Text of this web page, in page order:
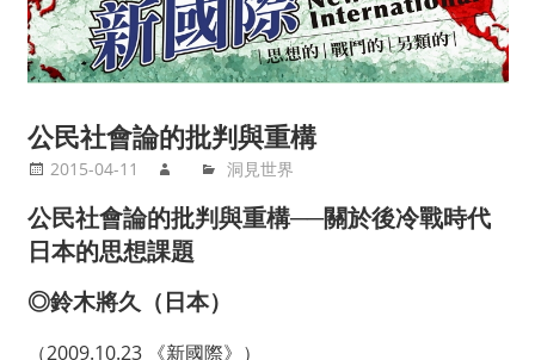
公民社會論的批判與重構
2015-04-11 洞見世界
公民社會論的批判與重構──關於後冷戰時代
日本的思想課題
◎鈴木將久（日本）
（2009.10.23 《新國際》）